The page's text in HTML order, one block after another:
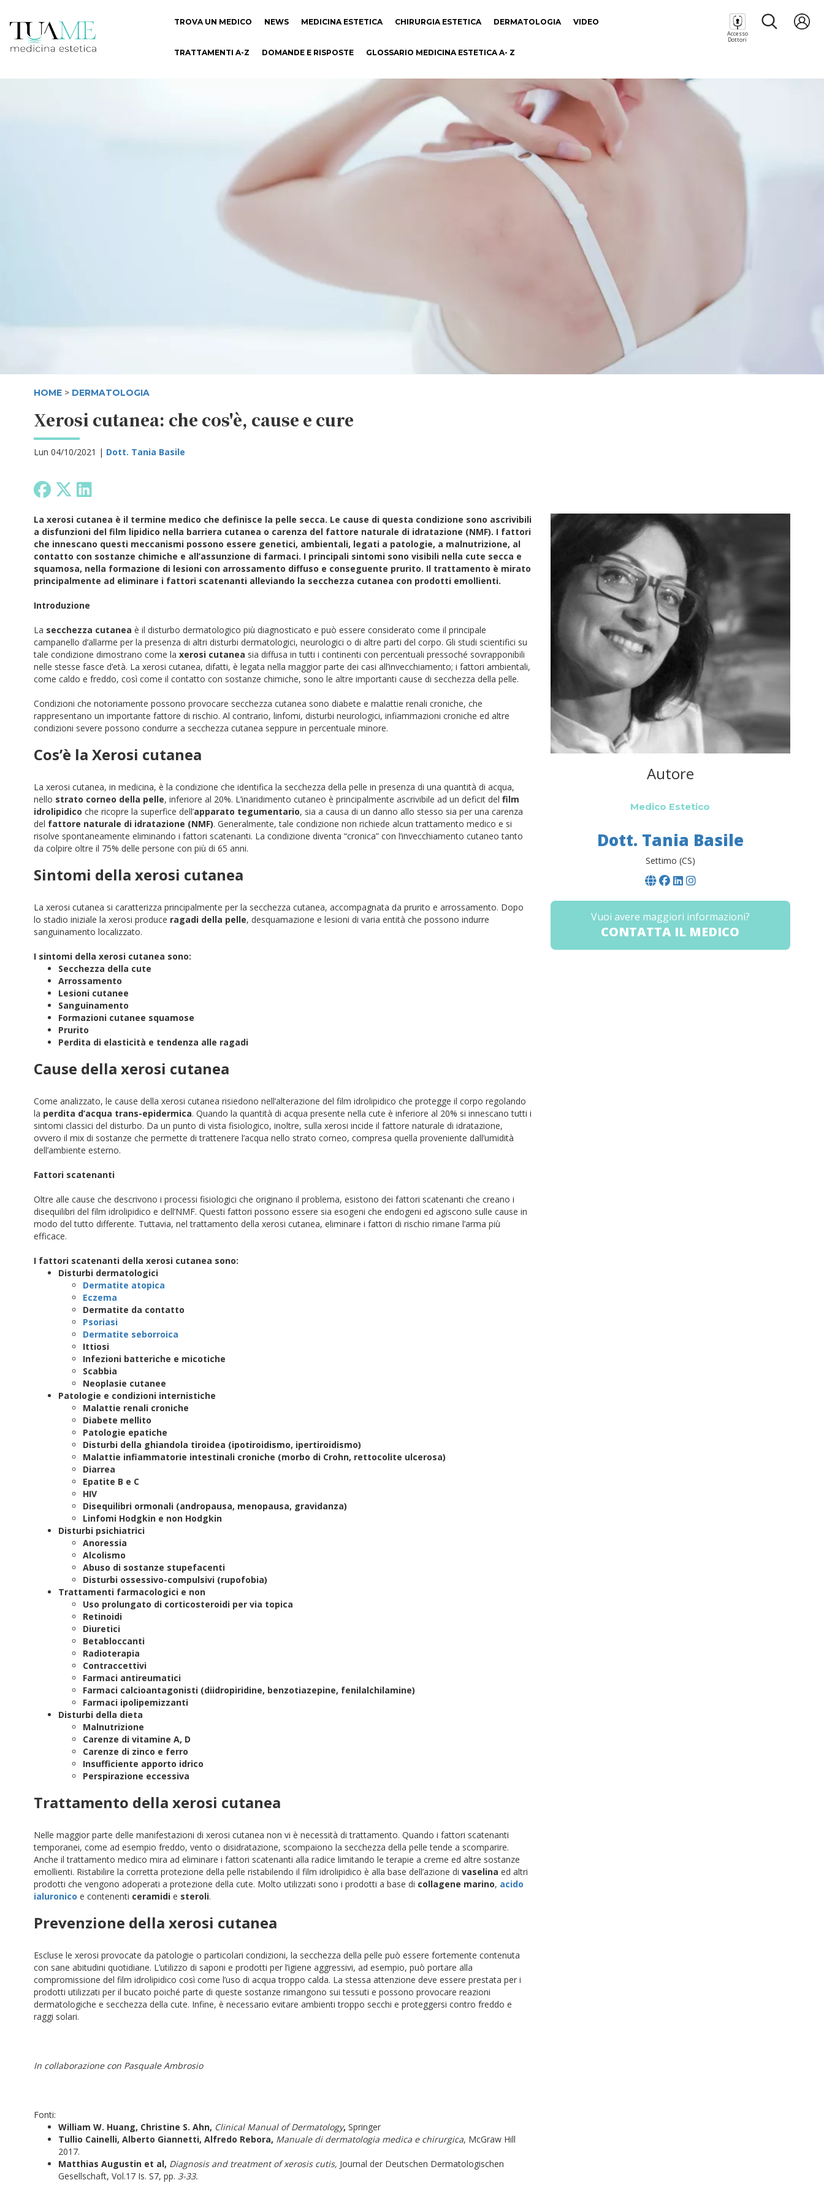
TROVA UN MEDICO NEWS MEDICINA ESTETICA CHIRURGIA ESTETICA DERMATOLOGIA VIDEO
TRATTAMENTI A-Z DOMANDE E RISPOSTE GLOSSARIO MEDICINA ESTETICA A- Z
Accesso
Dottori
HOME > DERMATOLOGIA
Xerosi cutanea: che cos'è, cause e cure
Lun 04/10/2021 | Dott. Tania Basile
La xerosi cutanea è il termine medico che definisce la pelle secca. Le cause di questa condizione sono ascrivibili
a disfunzioni del film lipidico nella barriera cutanea o carenza del fattore naturale di idratazione (NMF). I fattori
che innescano questi meccanismi possono essere genetici, ambientali, legati a patologie, a malnutrizione, al
contatto con sostanze chimiche e all’assunzione di farmaci. I principali sintomi sono visibili nella cute secca e
squamosa, nella formazione di lesioni con arrossamento diffuso e conseguente prurito. Il trattamento è mirato
principalmente ad eliminare i fattori scatenanti alleviando la secchezza cutanea con prodotti emollienti.
Introduzione
La secchezza cutanea è il disturbo dermatologico più diagnosticato e può essere considerato come il principale
campanello d’allarme per la presenza di altri disturbi dermatologici, neurologici o di altre parti del corpo. Gli studi scientifici su
tale condizione dimostrano come la xerosi cutanea sia diffusa in tutti i continenti con percentuali pressoché sovrapponibili
nelle stesse fasce d’età. La xerosi cutanea, difatti, è legata nella maggior parte dei casi all’invecchiamento; i fattori ambientali,
come caldo e freddo, così come il contatto con sostanze chimiche, sono le altre importanti cause di secchezza della pelle.
Condizioni che notoriamente possono provocare secchezza cutanea sono diabete e malattie renali croniche, che
rappresentano un importante fattore di rischio. Al contrario, linfomi, disturbi neurologici, infiammazioni croniche ed altre
condizioni severe possono condurre a secchezza cutanea seppure in percentuale minore.
Cos’è la Xerosi cutanea
La xerosi cutanea, in medicina, è la condizione che identifica la secchezza della pelle in presenza di una quantità di acqua,
nello strato corneo della pelle, inferiore al 20%. L’inaridimento cutaneo è principalmente ascrivibile ad un deficit del film
idrolipidico che ricopre la superfice dell’apparato tegumentario, sia a causa di un danno allo stesso sia per una carenza
del fattore naturale di idratazione (NMF). Generalmente, tale condizione non richiede alcun trattamento medico e si
risolve spontaneamente eliminando i fattori scatenanti. La condizione diventa “cronica” con l’invecchiamento cutaneo tanto
da colpire oltre il 75% delle persone con più di 65 anni.
Sintomi della xerosi cutanea
La xerosi cutanea si caratterizza principalmente per la secchezza cutanea, accompagnata da prurito e arrossamento. Dopo
lo stadio iniziale la xerosi produce ragadi della pelle, desquamazione e lesioni di varia entità che possono indurre
sanguinamento localizzato.
I sintomi della xerosi cutanea sono:
Secchezza della cute
Arrossamento
Lesioni cutanee
Sanguinamento
Formazioni cutanee squamose
Prurito
Perdita di elasticità e tendenza alle ragadi
Cause della xerosi cutanea
Come analizzato, le cause della xerosi cutanea risiedono nell’alterazione del film idrolipidico che protegge il corpo regolando
la perdita d’acqua trans-epidermica. Quando la quantità di acqua presente nella cute è inferiore al 20% si innescano tutti i
sintomi classici del disturbo. Da un punto di vista fisiologico, inoltre, sulla xerosi incide il fattore naturale di idratazione,
ovvero il mix di sostanze che permette di trattenere l’acqua nello strato corneo, compresa quella proveniente dall’umidità
dell’ambiente esterno.
Fattori scatenanti
Oltre alle cause che descrivono i processi fisiologici che originano il problema, esistono dei fattori scatenanti che creano i
disequilibri del film idrolipidico e dell’NMF. Questi fattori possono essere sia esogeni che endogeni ed agiscono sulle cause in
modo del tutto differente. Tuttavia, nel trattamento della xerosi cutanea, eliminare i fattori di rischio rimane l’arma più
efficace.
I fattori scatenanti della xerosi cutanea sono:
Disturbi dermatologici
Dermatite atopica
Eczema
Dermatite da contatto
Psoriasi
Dermatite seborroica
Ittiosi
Infezioni batteriche e micotiche
Scabbia
Neoplasie cutanee
Patologie e condizioni internistiche
Malattie renali croniche
Diabete mellito
Patologie epatiche
Disturbi della ghiandola tiroidea (ipotiroidismo, ipertiroidismo)
Malattie infiammatorie intestinali croniche (morbo di Crohn, rettocolite ulcerosa)
Diarrea
Epatite B e C
HIV
Disequilibri ormonali (andropausa, menopausa, gravidanza)
Linfomi Hodgkin e non Hodgkin
Disturbi psichiatrici
Anoressia
Alcolismo
Abuso di sostanze stupefacenti
Disturbi ossessivo-compulsivi (rupofobia)
Trattamenti farmacologici e non
Uso prolungato di corticosteroidi per via topica
Retinoidi
Diuretici
Betabloccanti
Radioterapia
Contraccettivi
Farmaci antireumatici
Farmaci calcioantagonisti (diidropiridine, benzotiazepine, fenilalchilamine)
Farmaci ipolipemizzanti
Disturbi della dieta
Malnutrizione
Carenze di vitamine A, D
Carenze di zinco e ferro
Insufficiente apporto idrico
Perspirazione eccessiva
Trattamento della xerosi cutanea
Nelle maggior parte delle manifestazioni di xerosi cutanea non vi è necessità di trattamento. Quando i fattori scatenanti
temporanei, come ad esempio freddo, vento o disidratazione, scompaiono la secchezza della pelle tende a scomparire.
Anche il trattamento medico mira ad eliminare i fattori scatenanti alla radice limitando le terapie a creme ed altre sostanze
emollienti. Ristabilire la corretta protezione della pelle ristabilendo il film idrolipidico è alla base dell’azione di vaselina ed altri
prodotti che vengono adoperati a protezione della cute. Molto utilizzati sono i prodotti a base di collagene marino, acido
ialuronico e contenenti ceramidi e steroli.
Prevenzione della xerosi cutanea
Escluse le xerosi provocate da patologie o particolari condizioni, la secchezza della pelle può essere fortemente contenuta
con sane abitudini quotidiane. L’utilizzo di saponi e prodotti per l’igiene aggressivi, ad esempio, può portare alla
compromissione del film idrolipidico così come l’uso di acqua troppo calda. La stessa attenzione deve essere prestata per i
prodotti utilizzati per il bucato poiché parte di queste sostanze rimangono sui tessuti e possono provocare reazioni
dermatologiche e secchezza della cute. Infine, è necessario evitare ambienti troppo secchi e proteggersi contro freddo e
raggi solari.
In collaborazione con Pasquale Ambrosio
Fonti:
William W. Huang, Christine S. Ahn, Clinical Manual of Dermatology, Springer
Tullio Cainelli, Alberto Giannetti, Alfredo Rebora, Manuale di dermatologia medica e chirurgica, McGraw Hill
2017.
Matthias Augustin et al, Diagnosis and treatment of xerosis cutis, Journal der Deutschen Dermatologischen
Gesellschaft, Vol.17 Is. S7, pp. 3-33.
Autore
Medico Estetico
Dott. Tania Basile
Settimo (CS)
Vuoi avere maggiori informazioni?
CONTATTA IL MEDICO